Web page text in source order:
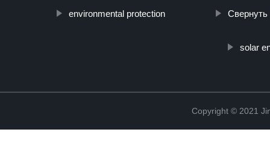
environmental protection
solar
Copyright © 2021